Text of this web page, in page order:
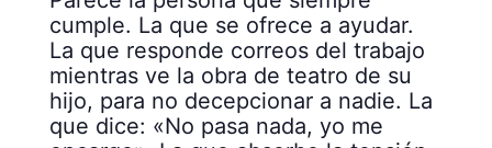
cumple. La que se ofrece a ayudar.
La que responde correos del trabajo
mientras ve la obra de teatro de su
hijo, para no decepcionar a nadie. La
que dice: «No pasa nada, yo me